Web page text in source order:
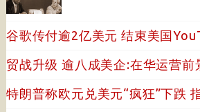
谷歌传付逾2亿美元 结束美国
贸战升级 逾八成美企:在华运营前
特朗普称欧元兑美元“疯狂”下跌